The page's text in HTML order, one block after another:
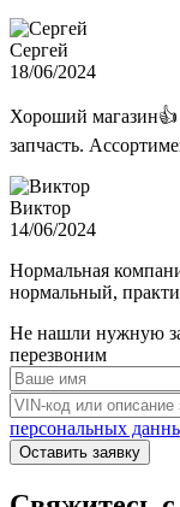
Сергей
18/06/2024
Хороший
запчасть.
Виктор
14/06/2024
Нормальная
нормальный,
Не нашли нужную
перезвоним
персональных
Оставить заявку